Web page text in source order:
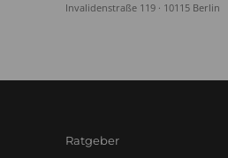
Invalidenstraße 119 · 10115 Berlin
Ratgeber